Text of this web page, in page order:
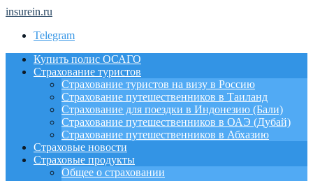
insurein.ru
Telegram
Купить полис ОСАГО
Страхование туристов
Страхование туристов на визу в Россию
Страхование путешественников в Таиланд
Страхование для поездки в Индонезию (Бали)
Страхование путешественников в ОАЭ (Дубай)
Страхование путешественников в Абхазию
Страховые новости
Страховые продукты
Общее о страховании